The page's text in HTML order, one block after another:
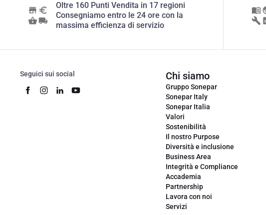
Oltre 160 Punti Vendita in 17 regioni
Consegniamo entro le 24 ore con la
massima efficienza di servizio
Seguici sui social Chi siamo
Gruppo Sonepar
Sonepar Italy
Sonepar Italia
Valori
Sostenibilità
Il nostro Purpose
Diversità e inclusione
Business Area
Integrità e Compliance
Accademia
Partnership
Lavora con noi
Servizi